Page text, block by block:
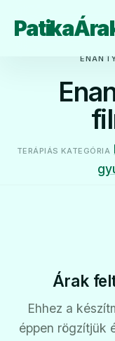
TERÁPIÁS KATEGÓRIA
Árak
Ehhez a
éppen rögzítjük